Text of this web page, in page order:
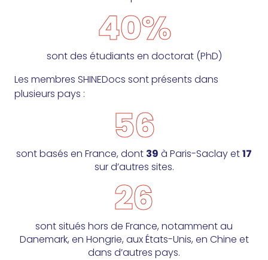
40%
sont des étudiants en doctorat (PhD)
Les membres SHINEDocs sont présents dans
plusieurs pays :
56
sont basés en France, dont 39 à Paris-Saclay et17
sur d’autres sites.
26
sont situés hors de France, notamment au
Danemark, en Hongrie, aux États-Unis, en Chine et
dans d’autres pays.